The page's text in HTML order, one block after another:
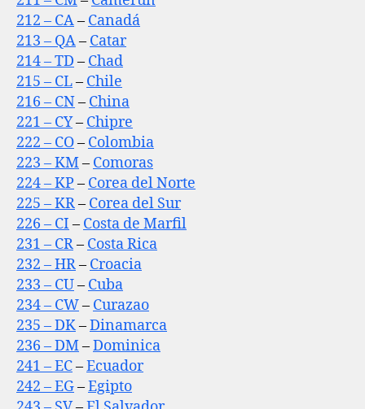
212 – CA– Canadá
213 – QA– Catar
214 – TD – Chad
215 – CL– Chile
216 – CN– China
221 – CY– Chipre
222 – CO– Colombia
223 – KM– Comoras
224 – KP– Corea del Norte
225 – KR– Corea del Sur
226 – CI – Costa de Marfil
231 – CR– Costa Rica
232 – HR– Croacia
233 – CU– Cuba
234 – CW– Curazao
235 – DK–Dinamarca
236 – DM–Dominica
241 – EC–Ecuador
242 – EG–Egipto